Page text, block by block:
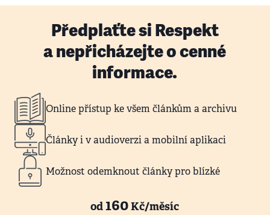
Předplaťte si Respekt
a nepřicházejte o cenné
informace.
Online přístup ke všem článkům a archivu
Články i v audioverzi a mobilní aplikaci
Možnost odemknout články pro blízké
od160Kč/měsíc